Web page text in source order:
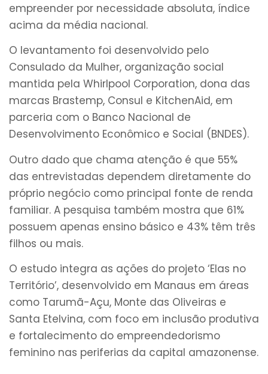
empreender por necessidade absoluta, índice
acima da média nacional.
O levantamento foi desenvolvido pelo
Consulado da Mulher, organização social
mantida pela Whirlpool Corporation, dona das
marcas Brastemp, Consul e KitchenAid, em
parceria com o Banco Nacional de
Desenvolvimento Econômico e Social (BNDES).
Outro dado que chama atenção é que 55%
das entrevistadas dependem diretamente do
próprio negócio como principal fonte de renda
familiar. A pesquisa também mostra que 61%
possuem apenas ensino básico e 43% têm três
filhos ou mais.
O estudo integra as ações do projeto ‘Elas no
Território’, desenvolvido em Manaus em áreas
como Tarumã-Açu, Monte das Oliveiras e
Santa Etelvina, com foco em inclusão produtiva
e fortalecimento do empreendedorismo
feminino nas periferias da capital amazonense.